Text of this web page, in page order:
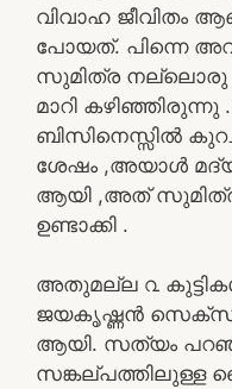
വിവാഹ ജീവിതം
പോയത്. പിന്നെ
സുമിത്ര നല്ലൊരു
മാറി
ബിസിനെസ്സിൽ
ശേഷം ,അയാൾ
ആയി ,അത്
ഉണ്ടാക്കി .
അതുമല്ല ൨
ജയകൃഷ്ണൻ
ആയി. സത്യം
സങ്കല്പത്തിലുള്ള